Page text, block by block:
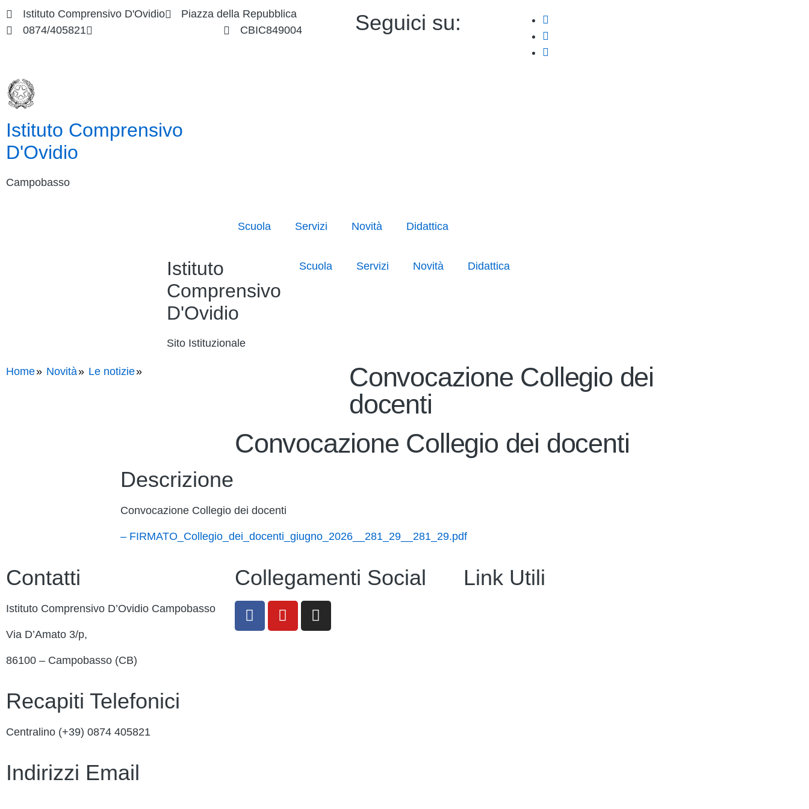
Istituto Comprensivo D'Ovidio
Piazza della Repubblica
0874/405821
CBIC849004 Seguici su:
Istituto Comprensivo
D'Ovidio
Campobasso
Scuola Servizi Novità Didattica
Istituto
Comprensivo
D'Ovidio
Sito Istituzionale
Scuola Servizi Novità Didattica
Home Novità Le notizie
Convocazione Collegio dei
docenti
Convocazione Collegio dei docenti
Descrizione
Convocazione Collegio dei docenti
– FIRMATO_Collegio_dei_docenti_giugno_2026__281_29__281_29.pdf
Contatti
Istituto Comprensivo D’Ovidio Campobasso
Via D’Amato 3/p,
86100 – Campobasso (CB)
Recapiti Telefonici
Centralino (+39) 0874 405821
Indirizzi Email
Collegamenti Social Link Utili